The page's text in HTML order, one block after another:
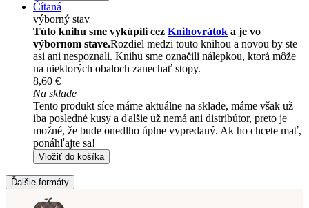
Čítaná
výborný stav
Túto knihu sme vykúpili cez Knihovrátok a je vo
výbornom stave.Rozdiel medzi touto knihou a novou by ste
asi ani nespoznali. Knihu sme označili nálepkou, ktorá môže
na niektorých obaloch zanechať stopy.
8,60 €
Na sklade
Tento produkt síce máme aktuálne na sklade, máme však už
iba posledné kusy a ďalšie už nemá ani distribútor, preto je
možné, že bude onedlho úplne vypredaný. Ak ho chcete mať,
ponáhľajte sa!
Vložiť do košíka
Ďalšie formáty